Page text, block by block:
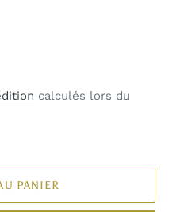
calculés lors du
PANIER